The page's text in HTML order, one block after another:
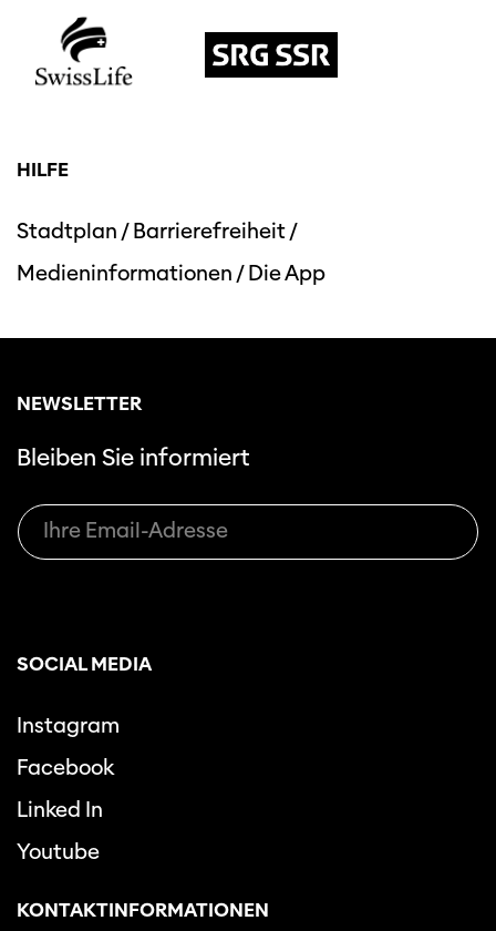
HILFE
Stadtplan /Barrierefreiheit/
Medieninformationen /Die App
NEWSLETTER
Bleiben Sie informiert
SOCIAL MEDIA
Instagram
Facebook
Linked In
Youtube
KONTAKTINFORMATIONEN